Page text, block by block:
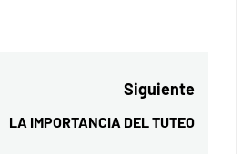
Siguiente
Entrada
LA IMPORTANCIA DEL TUTEO